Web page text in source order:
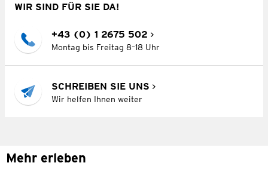
WIR SIND FÜR SIE DA!
+43 (0) 1 2675 502
Montag bis Freitag 8–18 Uhr
SCHREIBEN SIE UNS
Wir helfen Ihnen weiter
Mehr erleben